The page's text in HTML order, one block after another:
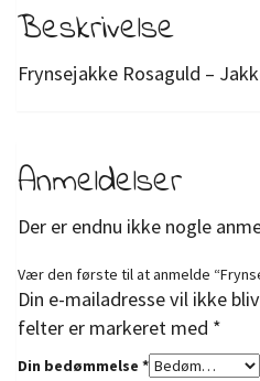
Beskrivelse
Frynsejakke Rosaguld –
Anmeldelser
Der er endnu ikke nogle
Vær den første til at anmelde
Din e-mailadresse vil ikke
felter er markeret med *
Din bedømmelse *